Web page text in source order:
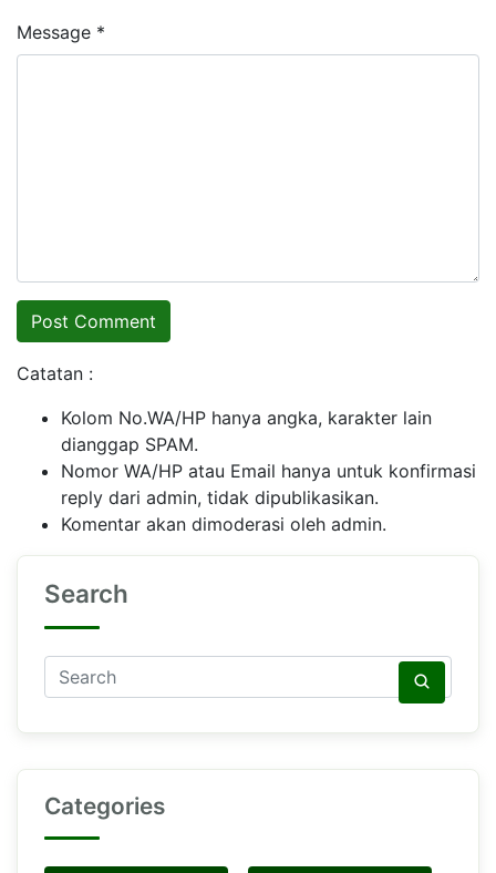
Message *
Catatan :
Kolom No.WA/HP hanya angka, karakter lain
dianggap SPAM.
Nomor WA/HP atau Email hanya untuk konfirmasi
reply dari admin, tidak dipublikasikan.
Komentar akan dimoderasi oleh admin.
Search
Categories